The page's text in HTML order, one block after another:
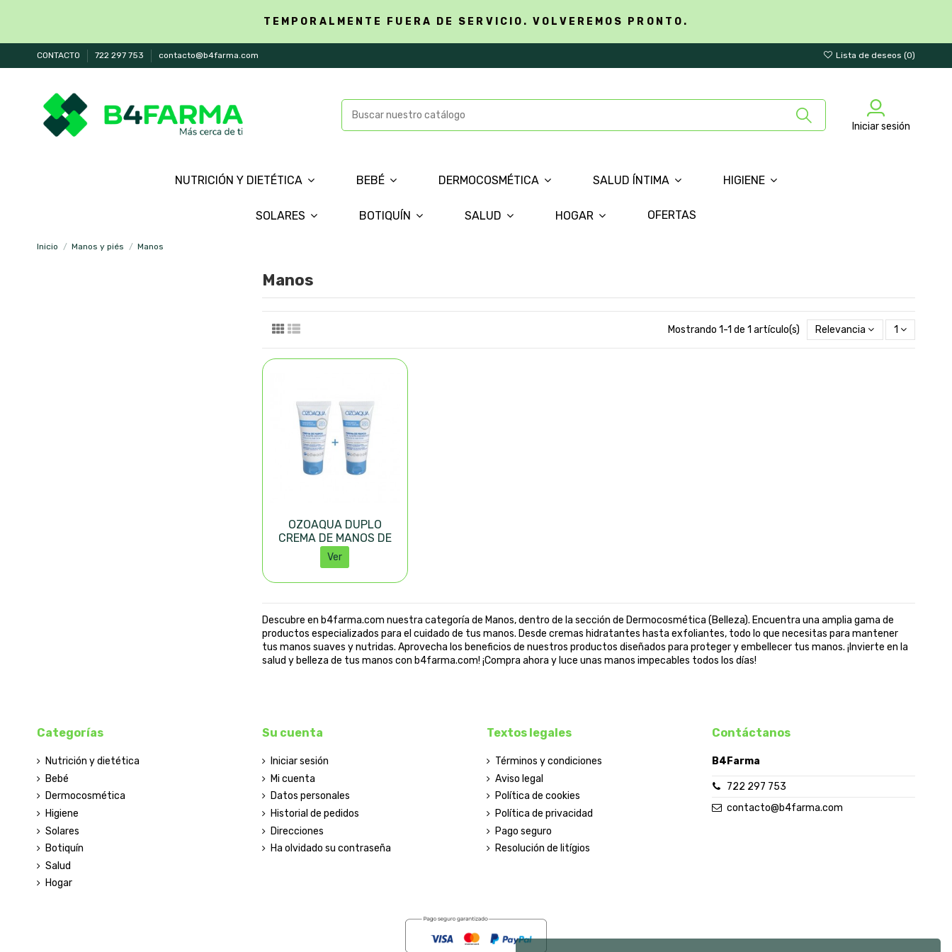
TEMPORALMENTE FUERA DE SERVICIO. VOLVEREMOS PRONTO.
CONTACTO 722 297 753 contacto@b4farma.com Lista de deseos (0)
Iniciar sesión
NUTRICIÓN Y DIETÉTICA BEBÉ DERMOCOSMÉTICA SALUD ÍNTIMA HIGIENE
SOLARES BOTIQUÍN SALUD HOGAR OFERTAS
Inicio Manos y piés Manos
Manos
Mostrando 1-1 de 1 artículo(s) Relevancia 1
OZOAQUA DUPLO
CREMA DE MANOS DE
OZONO 2X50ML
Ver
Descubre en b4farma.com nuestra categoría de Manos, dentro de la sección de Dermocosmética (Belleza). Encuentra una amplia gama de
productos especializados para el cuidado de tus manos. Desde cremas hidratantes hasta exfoliantes, todo lo que necesitas para mantener
tus manos suaves y nutridas. Aprovecha los beneficios de nuestros productos diseñados para proteger y embellecer tus manos. ¡Invierte en la
salud y belleza de tus manos con b4farma.com! ¡Compra ahora y luce unas manos impecables todos los días!
Categorías
Nutrición y dietética
Bebé
Dermocosmética
Higiene
Solares
Botiquín
Salud
Hogar
Su cuenta
Iniciar sesión
Mi cuenta
Datos personales
Historial de pedidos
Direcciones
Ha olvidado su contraseña
Textos legales
Términos y condiciones
Aviso legal
Política de cookies
Política de privacidad
Pago seguro
Resolución de litígios
Contáctanos
B4Farma
722 297 753
contacto@b4farma.com